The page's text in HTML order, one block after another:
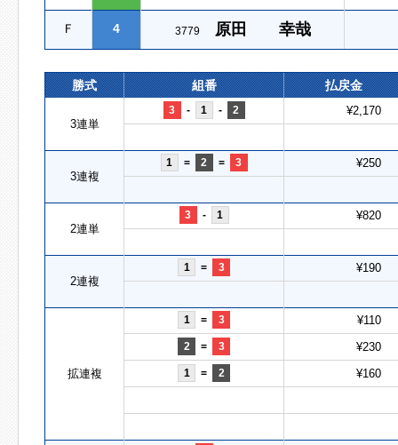
Ｆ 4 3779 原田 幸哉
勝式 組番 払戻金
3連単
3 - 1 - 2 ¥2,170
3連複
1 = 2 = 3 ¥250
2連単
3 - 1 ¥820
2連複
1 = 3 ¥190
拡連複
1 = 3 ¥110
2 = 3 ¥230
1 = 2 ¥160